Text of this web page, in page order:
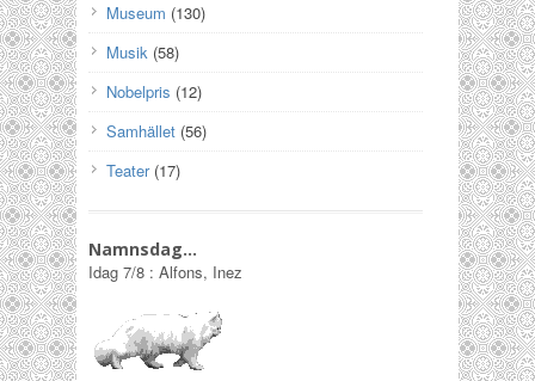
Museum (130)
Musik (58)
Nobelpris (12)
Samhället (56)
Teater(17)
Namnsdag…
Idag 7/8 : Alfons, Inez